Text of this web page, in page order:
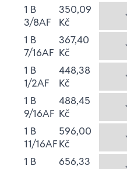
1 B
3/8AF
350,09
Kč
1 B
7/16AF
367,40
Kč
1 B
1/2AF
448,38
Kč
1 B
9/16AF
488,45
Kč
1 B
11/16AF
596,00
Kč
1 B
656,33